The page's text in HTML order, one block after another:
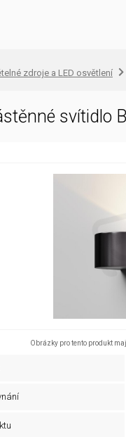
zdroje a LED osvětlení
svítidlo
Obrázky pro tento produkt